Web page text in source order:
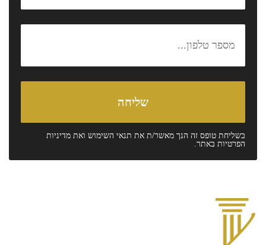
בשליחת טופס זה הנך מאשר/ת את תנאי השימוש ואת מדיניות
הפרטיות באתר.